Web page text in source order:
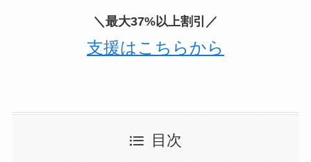
＼最大37%以上割引／
支援はこちらから
目次